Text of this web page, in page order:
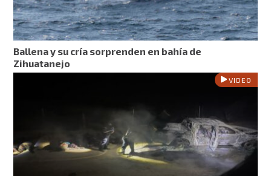
Ballena y su cría sorprenden en bahía de
Zihuatanejo
VIDEO